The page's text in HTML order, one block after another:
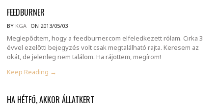
FEEDBURNER
BY KGA ON 2013/05/03
Meglepődtem, hogy a feedburner.com elfeledkezett rólam. Cirka 3
évvel ezelőtti bejegyzés volt csak megtalálható rajta. Keresem az
okát, de jelenleg nem találom. Ha rájöttem, megírom!
Keep Reading →
HA HÉTFŐ, AKKOR ÁLLATKERT